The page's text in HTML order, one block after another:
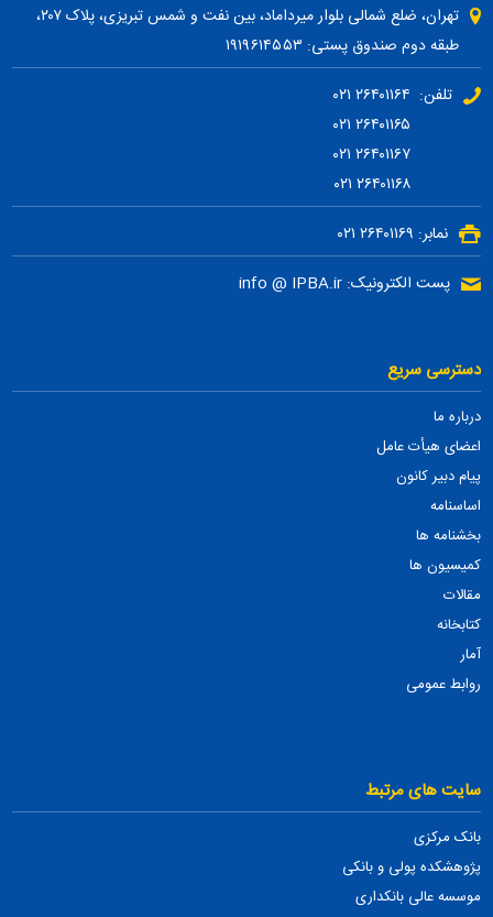
تهران، ضلع شمالی بلوار میرداماد، بین نفت و شمس تبریزی، پلاک ۲۰۷،
طبقه دوم صندوق پستی: ۱۹۱۹۶۱۴۵۵۳
تلفن: ۲۶۴۰۱۱۶۴ ۰۲۱
۲۶۴۰۱۱۶۷ ۰۲۱
۲۶۴۰۱۱۶۸ ۰۲۱
نمابر: ۲۶۴۰۱۱۶۹ ۰۲۱
پست الکترونیک: info @ IPBA.ir
دسترسی سریع
درباره ما
اعضای هیأت عامل
پیام دبیر کانون
اساسنامه
بخشنامه ها
کمیسیون ها
مقالات
کتابخانه
آمار
روابط عمومی
سایت های مرتبط
بانک مرکزی
پژوهشکده پولی و بانکی
موسسه عالی بانکداری